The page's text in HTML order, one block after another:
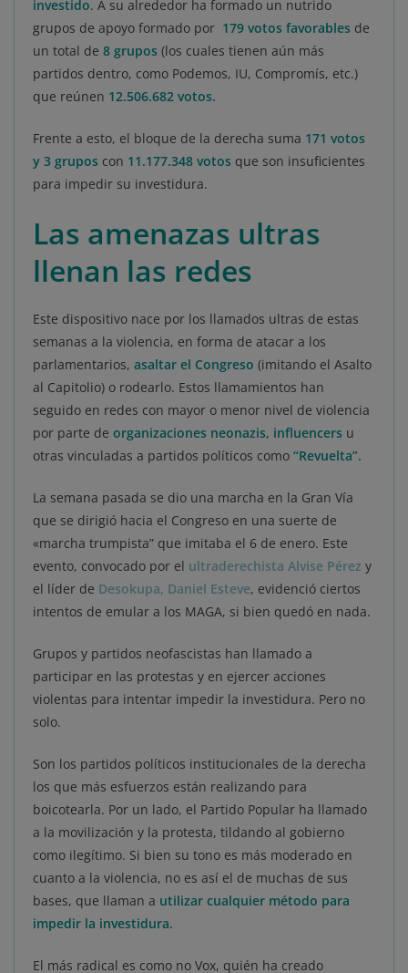
investido. A su alrededor ha formado un nutrido
grupos de apoyo formado por 179 votos favorables de
un total de 8 grupos (los cuales tienen aún más
partidos dentro, como Podemos, IU, Compromís, etc.)
que reúnen 12.506.682 votos.
Frente a esto, el bloque de la derecha suma 171 votos
y 3 grupos con 11.177.348 votos que son insuficientes
para impedir su investidura.
Las amenazas ultras
llenan las redes
Este dispositivo nace por los llamados ultras de estas
semanas a la violencia, en forma de atacar a los
parlamentarios, asaltar el Congreso (imitando el Asalto
al Capitolio) o rodearlo. Estos llamamientos han
seguido en redes con mayor o menor nivel de violencia
por parte de organizaciones neonazis, influencers u
otras vinculadas a partidos políticos como “Revuelta”.
La semana pasada se dio una marcha en la Gran Vía
que se dirigió hacia el Congreso en una suerte de
«marcha trumpista” que imitaba el 6 de enero. Este
evento, convocado por el ultraderechista Alvise Pérez y
el líder de Desokupa, Daniel Esteve, evidenció ciertos
intentos de emular a los MAGA, si bien quedó en nada.
Grupos y partidos neofascistas han llamado a
participar en las protestas y en ejercer acciones
violentas para intentar impedir la investidura. Pero no
solo.
Son los partidos políticos institucionales de la derecha
los que más esfuerzos están realizando para
boicotearla. Por un lado, el Partido Popular ha llamado
a la movilización y la protesta, tildando al gobierno
como ilegítimo. Si bien su tono es más moderado en
cuanto a la violencia, no es así el de muchas de sus
bases, que llaman a utilizar cualquier método para
impedir la investidura.
El más radical es como no Vox, quién ha creado